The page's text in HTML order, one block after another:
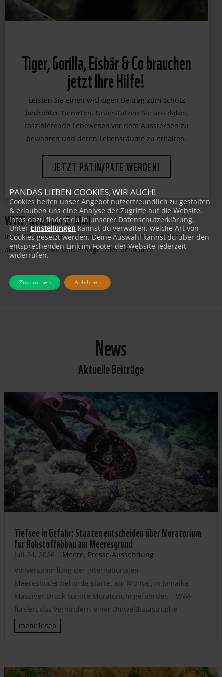
Tiger, Gorilla, Eisbär & Co brauchen
jetzt Ihre Hilfe!
Leisten Sie einen wichtigen Beitrag zum Schutz
bedrohter Tierarten. Unterstützen Sie uns dabei,
faszinierende Lebewesen vor dem Aussterben zu
JETZT PATIN/PATE WERDEN!
WWF-News per E-Mail
Im WWF-Newsletter informieren wir Sie laufend über
aktuelle Projekte und Erfolge:Hier bestellen!
News
Aktuelle Beiträge
Tiefsee in Gefahr: Staaten entscheiden über Moratorium
für Rohstoffabbau am Meeresgrund
Juli 24, 2026 | Meere, Presse-Aussendung
Vollversammlung der internationalen
Meeresbodenbehörde startet am Montag in Jamaika –
Massiver Druck könnte Moratorium gefährden – WWF
fordert das Verhindern einer Umweltkatastrophe
mehr lesen
PANDAS LIEBEN COOKIES, WIR AUCH!
Cookies helfen unser Angebot nutzerfreundlich zu gestalten
& erlauben uns eine Analyse der Zugriffe auf die Website.
Infos dazu findest du in unserer Datenschutzerklärung.
Unter Einstellungen kannst du verwalten, welche Art von
Cookies gesetzt werden. Deine Auswahl kannst du über den
entsprechenden Link im Footer der Website jederzeit
widerrufen.
Zustimmen Ablehnen